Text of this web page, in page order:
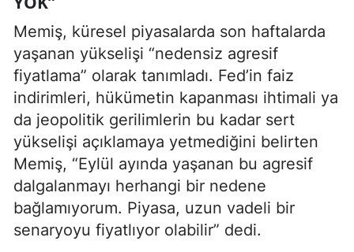
Memiş, küresel piyasalarda son haftalarda
yaşanan yükselişi “nedensiz agresif
fiyatlama” olarak tanımladı. Fed’in faiz
indirimleri, hükümetin kapanması ihtimali ya
da jeopolitik gerilimlerin bu kadar sert
yükselişi açıklamaya yetmediğini belirten
Memiş, “Eylül ayında yaşanan bu agresif
dalgalanmayı herhangi bir nedene
bağlamıyorum. Piyasa, uzun vadeli bir
senaryoyu fiyatlıyor olabilir” dedi.